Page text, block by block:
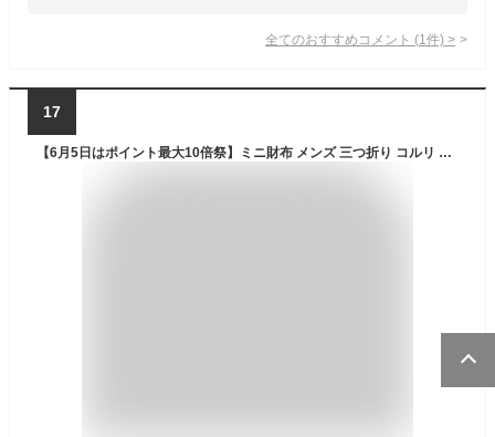
全てのおすすめコメント (1 件) >
17
【6月5日はポイント最大10倍祭】ミニ財布 メンズ 三つ折り コルリ ベーシック 財布 ミニ ヘミングス キッズ 小銭入れ アウトドア ポリエステル HEMING'S ミニウォレット コンパクト 折りたたみ カード コインケース 極小 ポケット 財布 女の子 小学生